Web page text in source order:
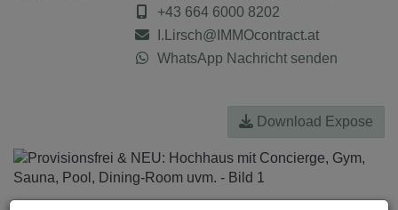
+43 664 6000 8202
I.Lirsch@IMMOcontract.at
WhatsApp Nachricht senden
Download Expose